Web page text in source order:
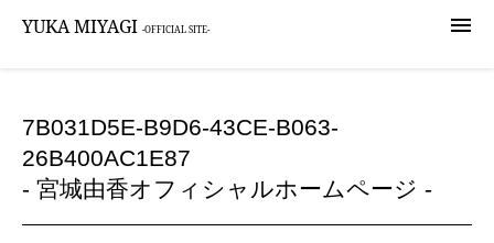

YUKA MIYAGI -OFFICIAL SITE-
7B031D5E-B9D6-43CE-B063-
26B400AC1E87
- 宮城由香オフィシャルホームページ -